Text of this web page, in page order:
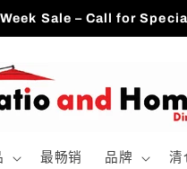
Sale – Call for
最畅销 品牌 清